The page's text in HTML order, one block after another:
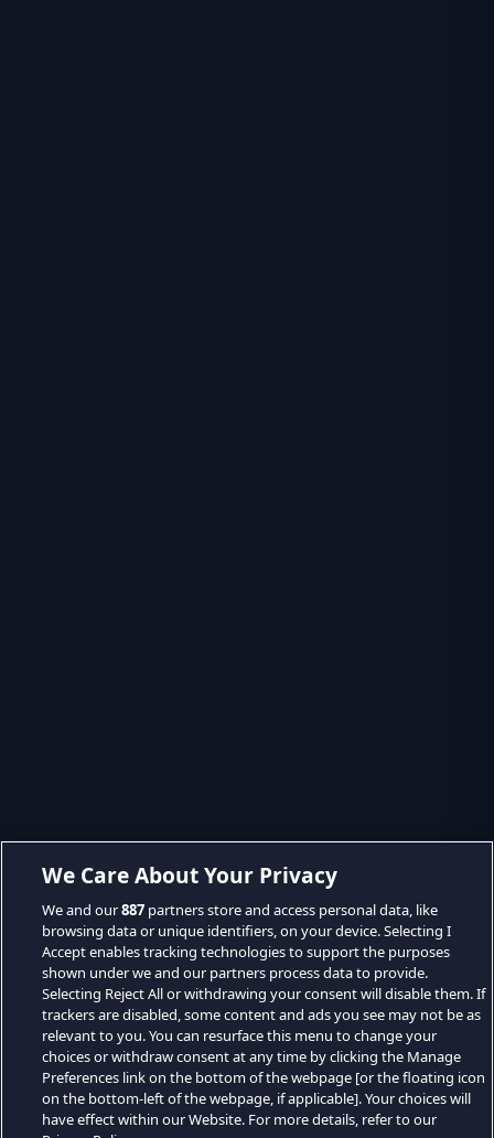
We Care About Your Privacy
We and our887 partners store and access personal data, like
browsing data or unique identifiers, on your device. Selecting I
Accept enables tracking technologies to support the purposes
shown under we and our partners process data to provide.
Selecting Reject All or withdrawing your consent will disable them. If
trackers are disabled, some content and ads you see may not be as
relevant to you. You can resurface this menu to change your
choices or withdraw consent at any time by clicking the Manage
Preferences link on the bottom of the webpage [or the floating icon
on the bottom-left of the webpage, if applicable]. Your choices will
have effect within our Website. For more details, refer to our